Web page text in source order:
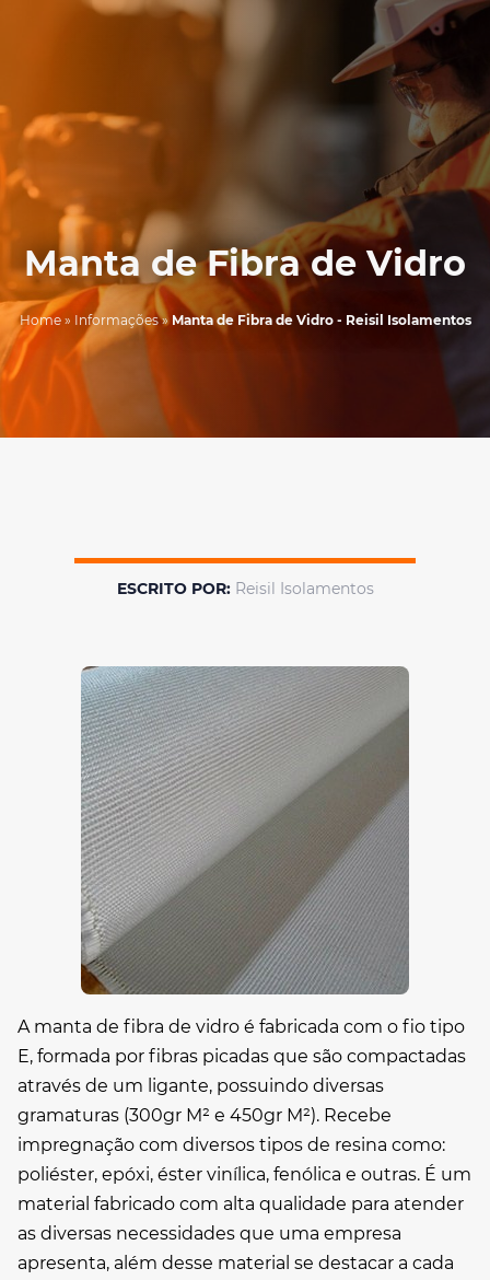
Manta de Fibra de Vidro
Home» Informações » Manta de Fibra de Vidro - Reisil Isolamentos
ESCRITO POR: Reisil Isolamentos
A manta de fibra de vidro é fabricada com o fio tipo
E, formada por fibras picadas que são compactadas
através de um ligante, possuindo diversas
gramaturas (300gr M² e 450gr M²). Recebe
impregnação com diversos tipos de resina como:
poliéster, epóxi, éster vinílica, fenólica e outras. É um
material fabricado com alta qualidade para atender
as diversas necessidades que uma empresa
apresenta, além desse material se destacar a cada